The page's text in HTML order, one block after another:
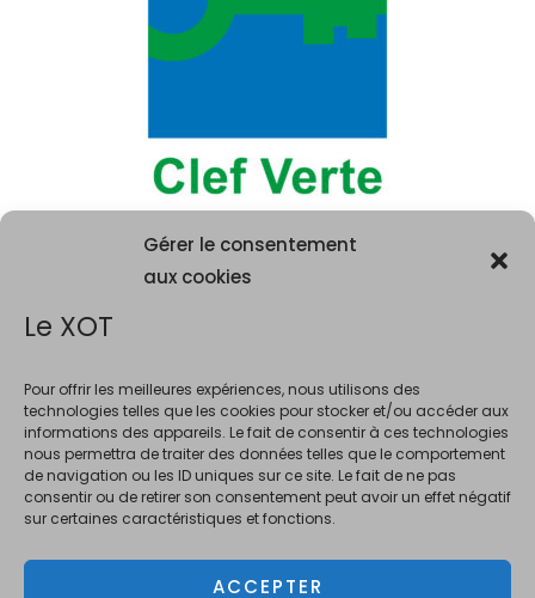
Gérer le consentement
aux cookies
Le XOT
Pour offrir les meilleures expériences, nous utilisons des
technologies telles que les cookies pour stocker et/ou accéder aux
informations des appareils. Le fait de consentir à ces technologies
nous permettra de traiter des données telles que le comportement
de navigation ou les ID uniques sur ce site. Le fait de ne pas
consentir ou de retirer son consentement peut avoir un effet négatif
sur certaines caractéristiques et fonctions.
ACCEPTER
La consommation d'alcool est vivement déconseillée aux femme
enceintes. La vente d'alcool est interdite au mineurs de moins de 18 ans.
En accédant à ce site et à nos offres, vous déclarez avoir 18 ans révolus.